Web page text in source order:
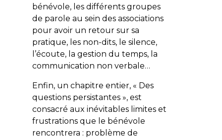
bénévole, les différents groupes
de parole au sein des associations
pour avoir un retour sur sa
pratique, les non-dits, le silence,
l’écoute, la gestion du temps, la
communication non verbale…
Enfin, un chapitre entier, « Des
questions persistantes », est
consacré aux inévitables limites et
frustrations que le bénévole
rencontrera : problème de